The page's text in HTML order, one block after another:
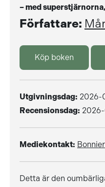
– med
Författare:
Köp boken
Utgivningsdag: 2026-
Recensionsdag:
Mediekontakt:
Detta är den